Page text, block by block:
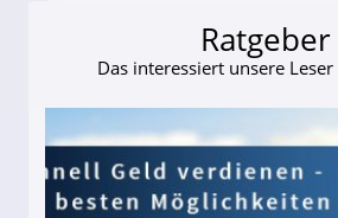
Ratgeber
Das interessiert unsere